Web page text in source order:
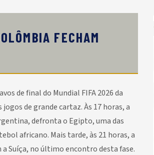
FECHAM
de final do Mundial FIFA 2026 da
de grande cartaz. Às 17 horas, a
defronta o Egipto, uma das
africano. Mais tarde, às 21 horas, a
Suíça, no último encontro desta fase.